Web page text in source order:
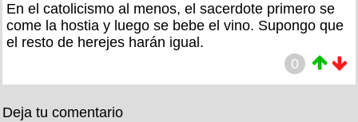
En el catolicismo al menos, el sacerdote primero se
come la hostia y luego se bebe el vino. Supongo que
el resto de herejes harán igual.
0
Deja tu comentario